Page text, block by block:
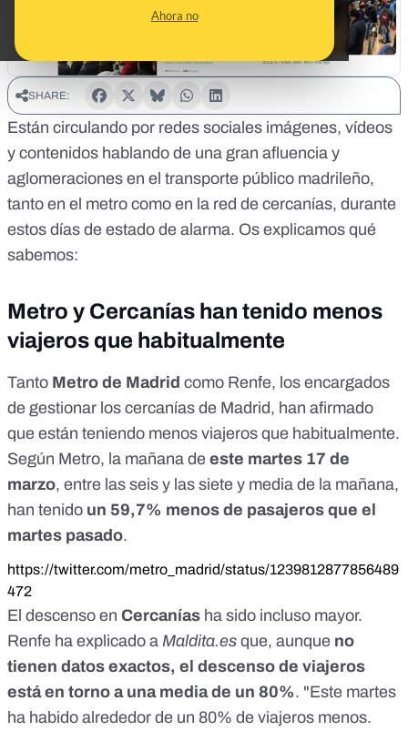
Ahora no
SHARE:
Están circulando por redes sociales imágenes, vídeos
y contenidos hablando de una gran afluencia y
aglomeraciones en el transporte público madrileño,
tanto en el metro como en la red de cercanías, durante
estos días de estado de alarma. Os explicamos qué
sabemos:
Metro y Cercanías han tenido menos
viajeros que habitualmente
Tanto Metro de Madrid como Renfe, los encargados
de gestionar los cercanías de Madrid, han afirmado
que están teniendo menos viajeros que habitualmente.
Según Metro, la mañana de este martes 17 de
marzo, entre las seis y las siete y media de la mañana,
han tenido un 59,7% menos de pasajeros que el
martes pasado.
https://twitter.com/metro_madrid/status/1239812877856489
472
El descenso en Cercanías ha sido incluso mayor.
Renfe ha explicado a Maldita.es que, aunque no
tienen datos exactos, el descenso de viajeros
está en torno a una media de un 80%. "Este martes
ha habido alrededor de un 80% de viajeros menos.